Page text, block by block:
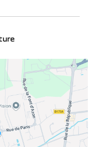
- 12:0014:00 - 18:00
09:00 - 12:0014:00 - 18:00
09:00 - 12:00
14:00 - 18:00
09:00 - 12:00
14:00 - 18:00
09:00 - 12:00 14:00 - 18:00
Fermé